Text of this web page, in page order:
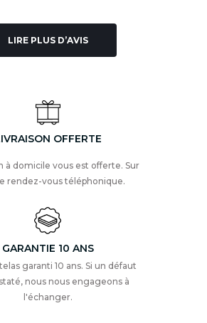
LIRE PLUS D’AVIS
OFFERTE
à domicile vous est offerte. Sur
rendez-vous téléphonique.
GARANTIE 10 ANS
garanti 10 ans. Si un défaut
nous nous engageons à
l'échanger.